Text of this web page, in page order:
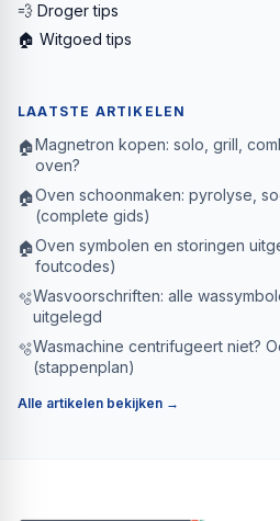
💨 Droger tips
🏠 Witgoed tips
LAATSTE ARTIKELEN
🏠Magnetron kopen: solo, grill,
oven?
🏠Oven schoonmaken: pyrolyse,
(complete gids)
🏠Oven symbolen en storingen
foutcodes)
🫧Wasvoorschriften: alle
uitgelegd
🫧Wasmachine centrifugeert niet?
(stappenplan)
Alle artikelen bekijken →